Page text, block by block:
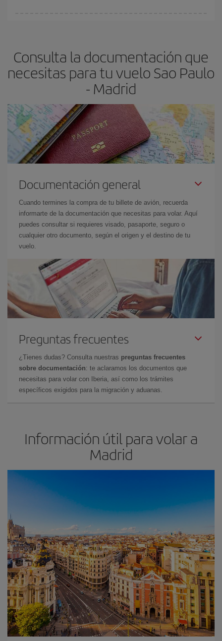
avión más baratos te saldrán. Además, si buscas los vuelos con
las fechas y los horarios del viaje un poco abiertos, podráselegir
el precio más barato.
Consulta la documentación que
necesitas para tu vuelo Sao Paulo
- Madrid
Documentación general
Cuando termines la compra de tu billete de avión, recuerda
informarte de la documentación que necesitas para volar. Aquí
puedes consultar si requieres visado, pasaporte, seguro o
cualquier otro documento, según el origen y el destino de tu
vuelo.
Preguntas frecuentes
¿Tienes dudas? Consulta nuestras preguntas frecuentes
sobre documentación: te aclaramos los documentos que
necesitas para volar con Iberia, así como los trámites
específicos exigidos para la migración y aduanas.
Información útil para volar a
Madrid